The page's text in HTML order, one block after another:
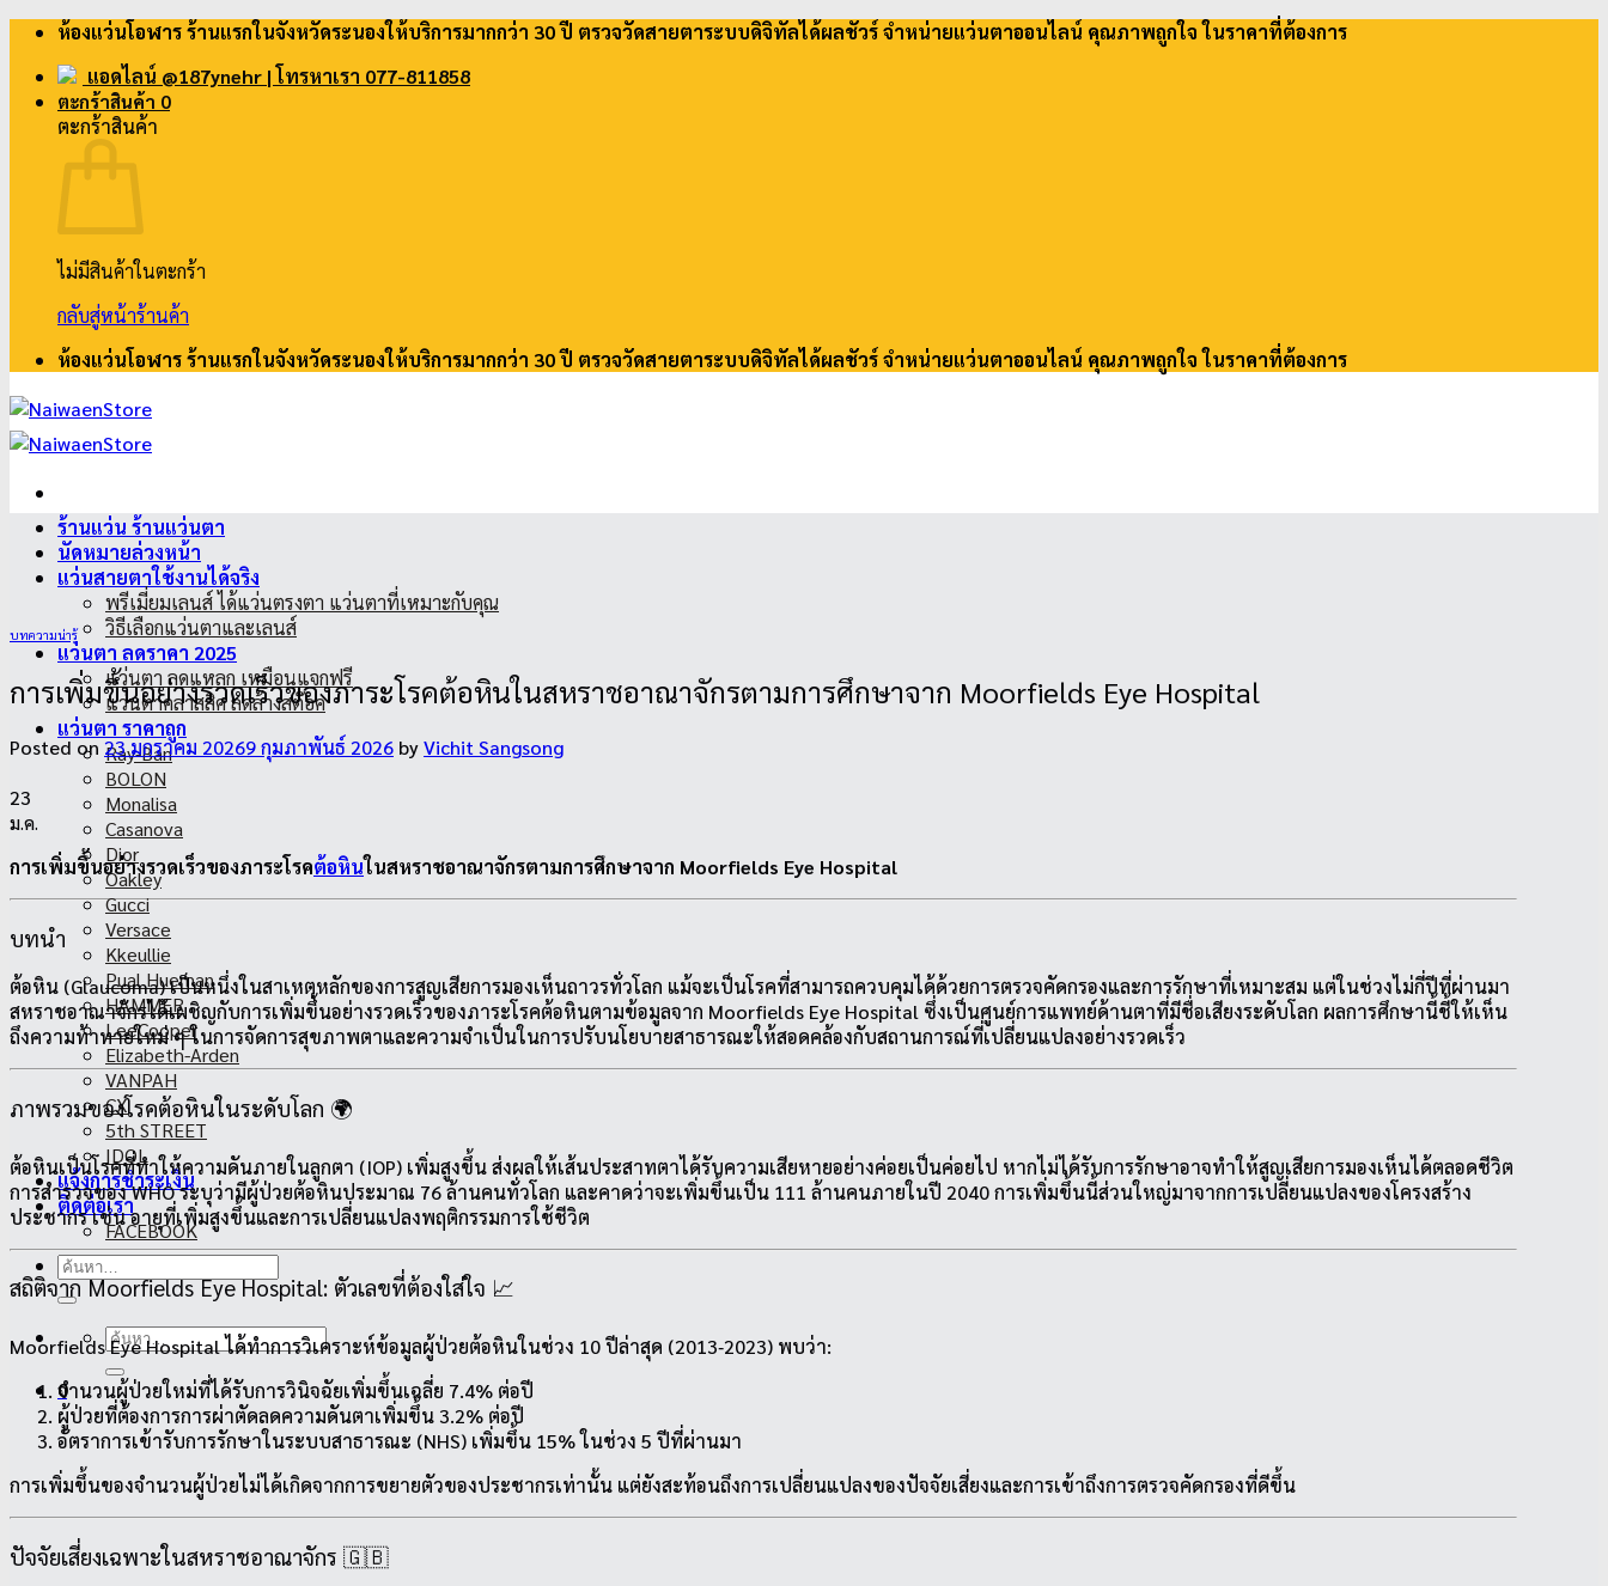
ข้าม
เนื้อหา
ห้องแว่นโอฬาร ร้านแรกในจังหวัดระนองให้บริการมากกว่า 30 ปี ตรวจวัดสายตาระบบดิจิทัลได้ผลชัวร์ จำหน่ายแว่นตาออนไลน์ คุณภาพถูกใจ ในราคาที่ต้องการ
แอดไลน์ @187ynehr | โทรหาเรา 077-811858
ตะกร้าสินค้า 0
ตะกร้าสินค้า
ไม่มีสินค้าในตะกร้า
กลับสู่หน้าร้านค้า
ห้องแว่นโอฬาร ร้านแรกในจังหวัดระนองให้บริการมากกว่า 30 ปี ตรวจวัดสายตาระบบดิจิทัลได้ผลชัวร์ จำหน่ายแว่นตาออนไลน์ คุณภาพถูกใจ ในราคาที่ต้องการ
ร้านแว่น ร้านแว่นตา
นัดหมายล่วงหน้า
แว่นสายตาใช้งานได้จริง
พรีเมี่ยมเลนส์ ได้แว่นตรงตา แว่นตาที่เหมาะกับคุณ
วิธีเลือกแว่นตาและเลนส์
แว่นตา ลดราคา 2025
แว่นตา ลดแหลก เหมือนแจกฟรี
แว่นตาคลาสสิค ลดล้างสต๊อค
แว่นตา ราคาถูก
Ray-Ban
BOLON
Monalisa
Casanova
Dior
Oakley
Gucci
Versace
Kkeullie
Pual Hueman
HAMMER
LeeCooper
Elizabeth-Arden
VANPAH
CX
5th STREET
IDOL
แจ้งการชำระเงิน
ติดต่อเรา
FACEBOOK
ค้นหา:
ค้นหา:
0
บทความน่ารู้
การเพิ่มขึ้นอย่างรวดเร็วของภาระโรคต้อหินในสหราชอาณาจักรตามการศึกษาจาก Moorfields Eye Hospital
Posted on23 มกราคม 20269 กุมภาพันธ์ 2026 byVichit Sangsong
23
ม.ค.
การเพิ่มขึ้นอย่างรวดเร็วของภาระโรคต้อหินในสหราชอาณาจักรตามการศึกษาจาก Moorfields Eye Hospital
บทนำ
ต้อหิน (Glaucoma) เป็นหนึ่งในสาเหตุหลักของการสูญเสียการมองเห็นถาวรทั่วโลก แม้จะเป็นโรคที่สามารถควบคุมได้ด้วยการตรวจคัดกรองและการรักษาที่เหมาะสม แต่ในช่วงไม่กี่ปีที่ผ่านมา
สหราชอาณาจักรได้เผชิญกับการเพิ่มขึ้นอย่างรวดเร็วของภาระโรคต้อหินตามข้อมูลจาก Moorfields Eye Hospital ซึ่งเป็นศูนย์การแพทย์ด้านตาที่มีชื่อเสียงระดับโลก ผลการศึกษานี้ชี้ให้เห็น
ถึงความท้าทายใหม่ ๆ ในการจัดการสุขภาพตาและความจำเป็นในการปรับนโยบายสาธารณะให้สอดคล้องกับสถานการณ์ที่เปลี่ยนแปลงอย่างรวดเร็ว
ภาพรวมของโรคต้อหินในระดับโลก 🌍
ต้อหินเป็นโรคที่ทำให้ความดันภายในลูกตา (IOP) เพิ่มสูงขึ้น ส่งผลให้เส้นประสาทตาได้รับความเสียหายอย่างค่อยเป็นค่อยไป หากไม่ได้รับการรักษาอาจทำให้สูญเสียการมองเห็นได้ตลอดชีวิต
การสำรวจของ WHO ระบุว่ามีผู้ป่วยต้อหินประมาณ 76 ล้านคนทั่วโลก และคาดว่าจะเพิ่มขึ้นเป็น 111 ล้านคนภายในปี 2040 การเพิ่มขึ้นนี้ส่วนใหญ่มาจากการเปลี่ยนแปลงของโครงสร้าง
ประชากร เช่น อายุที่เพิ่มสูงขึ้นและการเปลี่ยนแปลงพฤติกรรมการใช้ชีวิต
สถิติจาก Moorfields Eye Hospital: ตัวเลขที่ต้องใส่ใจ 📈
Moorfields Eye Hospital ได้ทำการวิเคราะห์ข้อมูลผู้ป่วยต้อหินในช่วง 10 ปีล่าสุด (2013‑2023) พบว่า:
จำนวนผู้ป่วยใหม่ที่ได้รับการวินิจฉัยเพิ่มขึ้นเฉลี่ย 7.4% ต่อปี
ผู้ป่วยที่ต้องการการผ่าตัดลดความดันตาเพิ่มขึ้น 3.2% ต่อปี
อัตราการเข้ารับการรักษาในระบบสาธารณะ (NHS) เพิ่มขึ้น 15% ในช่วง 5 ปีที่ผ่านมา
การเพิ่มขึ้นของจำนวนผู้ป่วยไม่ได้เกิดจากการขยายตัวของประชากรเท่านั้น แต่ยังสะท้อนถึงการเปลี่ยนแปลงของปัจจัยเสี่ยงและการเข้าถึงการตรวจคัดกรองที่ดีขึ้น
ปัจจัยเสี่ยงเฉพาะในสหราชอาณาจักร 🇬🇧